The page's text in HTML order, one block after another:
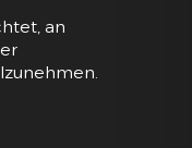
an